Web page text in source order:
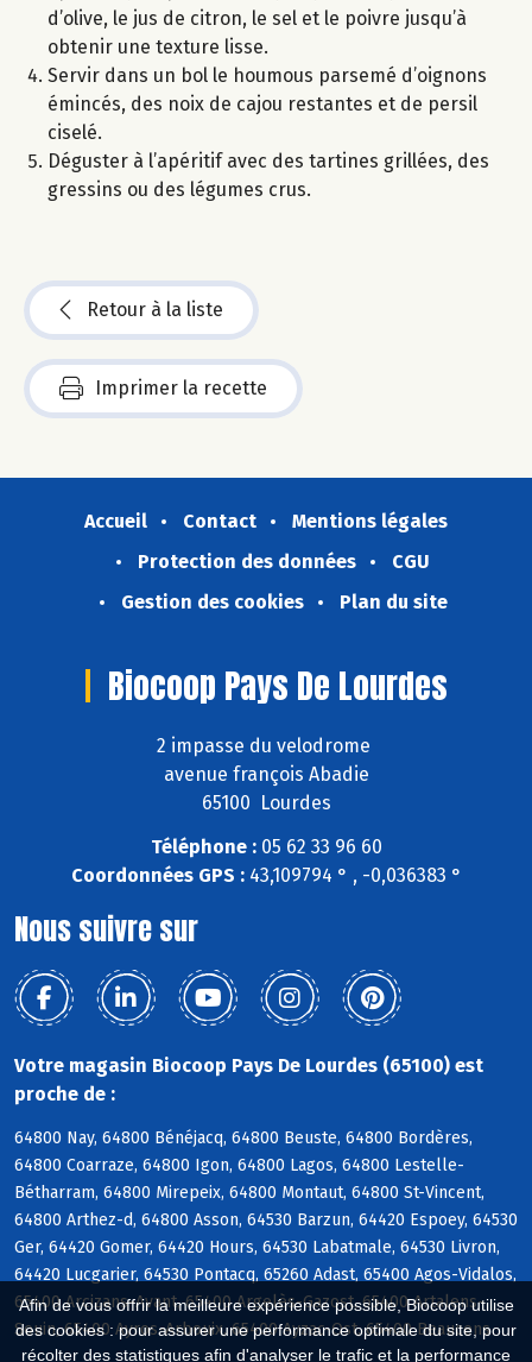
Afin de vous offrir la meilleure expérience possible, Biocoop utilise
des cookies : pour assurer une performance optimale du site, pour
récolter des statistiques afin d'analyser le trafic et la performance
d’olive, le jus de citron, le sel et le poivre jusqu’à
obtenir une texture lisse.
Servir dans un bol le houmous parsemé d’oignons
émincés, des noix de cajou restantes et de persil
ciselé.
Déguster à l’apéritif avec des tartines grillées, des
gressins ou des légumes crus.
Retour à la liste
Imprimer la recette
Accueil Contact
Mentions légales
Protection des données
CGU
Gestion des cookies
Plan du site
Biocoop Pays De Lourdes
2 impasse du velodrome
avenue françois Abadie
65100 Lourdes
Téléphone :05 62 33 96 60
Coordonnées GPS :43,109794 ° , -0,036383 °
Nous suivre sur
Votre magasin Biocoop Pays De Lourdes (65100) est
proche de :
64800 Nay, 64800 Bénéjacq, 64800 Beuste, 64800 Bordères,
64800 Coarraze, 64800 Igon, 64800 Lagos, 64800 Lestelle-
Bétharram, 64800 Mirepeix, 64800 Montaut, 64800 St-Vincent,
64800 Arthez-d, 64800 Asson, 64530 Barzun, 64420 Espoey, 64530
Ger, 64420 Gomer, 64420 Hours, 64530 Labatmale, 64530 Livron,
64420 Lucgarier, 64530 Pontacq, 65260 Adast, 65400 Agos-Vidalos,
65400 Arcizans-Avant, 65400 Argelès-Gazost, 65400 Artalens-
Souin, 65400 Ayros-Arbouix, 65400 Ayzac-Ost, 65400 Beaucens